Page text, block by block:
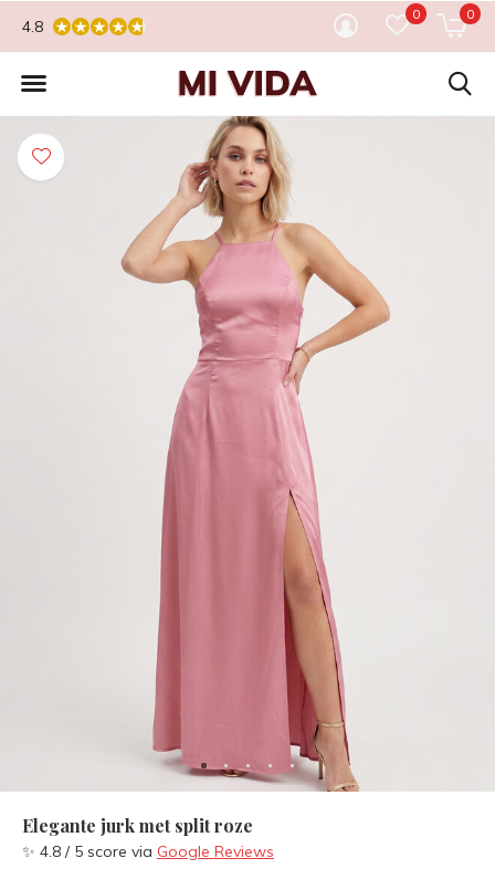
0 0
4.8
Elegante jurk met split roze
✨ 4.8 / 5 score via Google Reviews